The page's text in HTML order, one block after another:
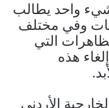
واحد يطالب
وفي مختلف
التي
هذه
الأردني